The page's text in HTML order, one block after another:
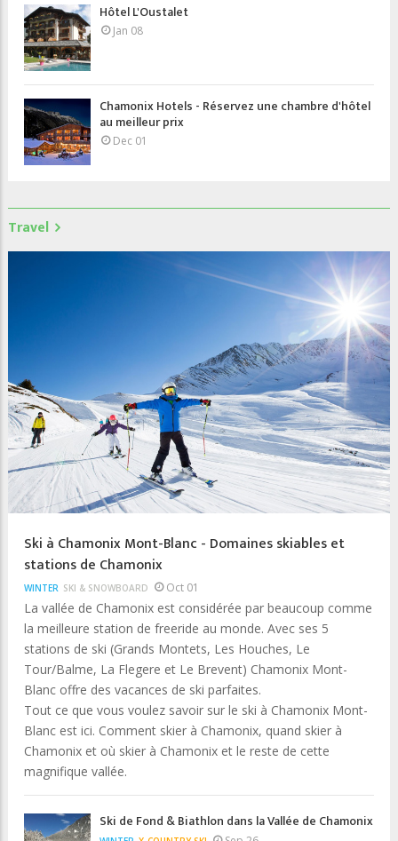
Hôtel L'Oustalet
Jan 08
Chamonix Hotels - Réservez une chambre d'hôtel
au meilleur prix
Dec 01
Travel
Ski à Chamonix Mont-Blanc - Domaines skiables et
stations de Chamonix
WINTER SKI & SNOWBOARD Oct 01
La vallée de Chamonix est considérée par beaucoup comme
la meilleure station de freeride au monde. Avec ses 5
stations de ski (Grands Montets, Les Houches, Le
Tour/Balme, La Flegere et Le Brevent) Chamonix Mont-
Blanc offre des vacances de ski parfaites.
Tout ce que vous voulez savoir sur le ski à Chamonix Mont-
Blanc est ici. Comment skier à Chamonix, quand skier à
Chamonix et où skier à Chamonix et le reste de cette
magnifique vallée.
Ski de Fond & Biathlon dans la Vallée de Chamonix